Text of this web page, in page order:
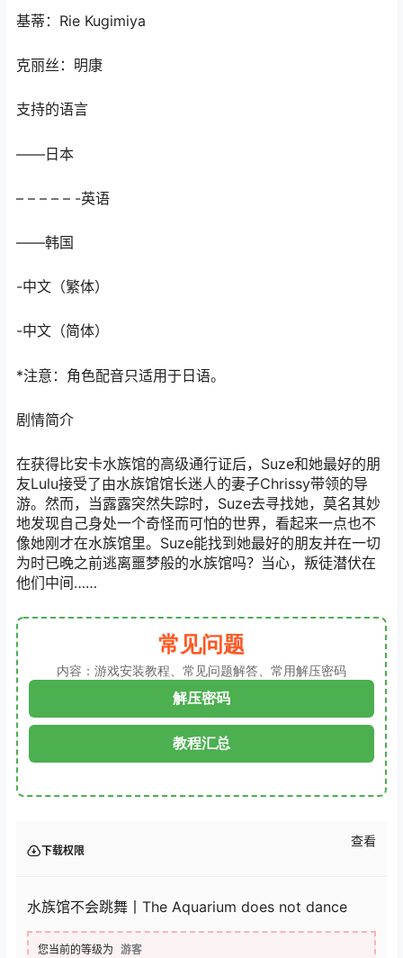
基蒂：Rie Kugimiya
克丽丝：明康
支持的语言
——日本
– – – – – -英语
——韩国
-中文（繁体）
-中文（简体）
*注意：角色配音只适用于日语。
剧情简介
在获得比安卡水族馆的高级通行证后，Suze和她最好的朋
友Lulu接受了由水族馆馆长迷人的妻子Chrissy带领的导
游。然而，当露露突然失踪时，Suze去寻找她，莫名其妙
地发现自己身处一个奇怪而可怕的世界，看起来一点也不
像她刚才在水族馆里。Suze能找到她最好的朋友并在一切
为时已晚之前逃离噩梦般的水族馆吗？当心，叛徒潜伏在
他们中间……
常见问题
内容：游戏安装教程、常见问题解答、常用解压密码
解压密码
教程汇总
下载权限
查看
水族馆不会跳舞丨The Aquarium does not dance
您当前的等级为 游客